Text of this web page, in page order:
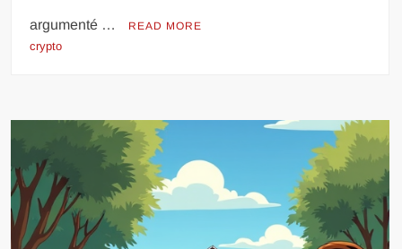
argumenté … READ MORE
crypto